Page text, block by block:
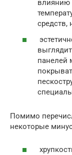
влиянию
средств,
панелей
Помимо
некоторые